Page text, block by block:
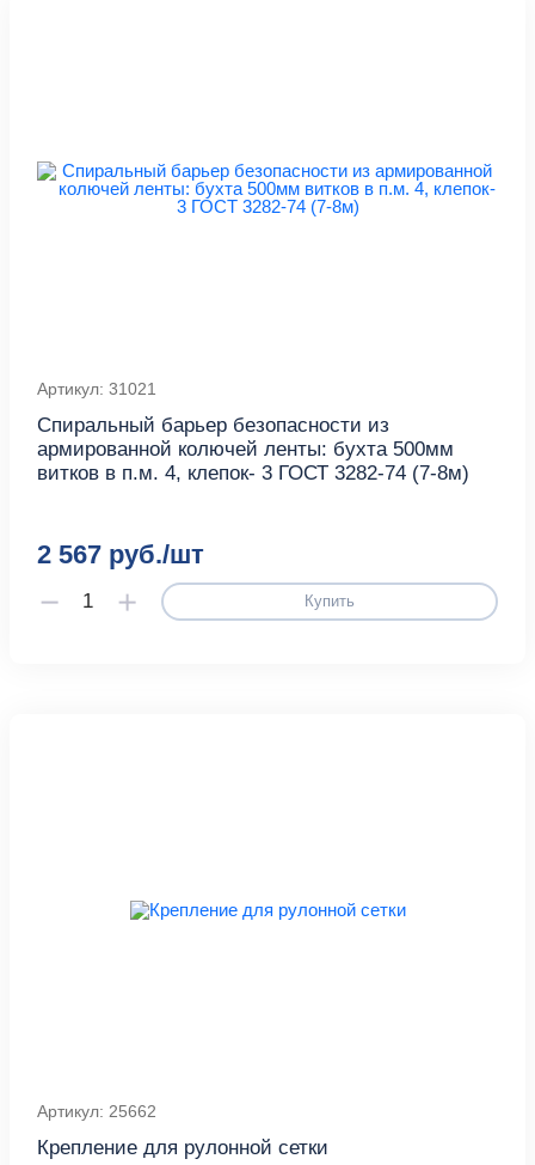
Артикул: 31021
Спиральный барьер безопасности из
армированной колючей ленты: бухта 500мм
витков в п.м. 4, клепок- 3 ГОСТ 3282-74 (7-8м)
2 567 руб./шт
Купить
Артикул: 25662
Крепление для рулонной сетки